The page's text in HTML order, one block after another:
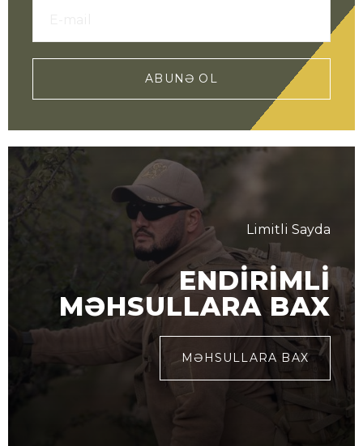
ABUNƏ OL
Limitli Sayda
ENDIRIMLI
MƏHSULLARA BAX
MƏHSULLARA BAX